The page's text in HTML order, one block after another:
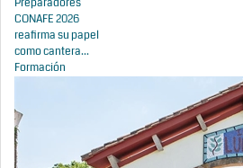
Preparadores
CONAFE 2026
reafirma su papel
como cantera...
Formación